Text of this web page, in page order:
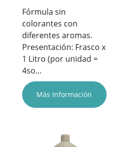
Fórmula sin
colorantes con
diferentes aromas.
Presentación: Frasco x
1 Litro (por unidad =
4so…
Más Información